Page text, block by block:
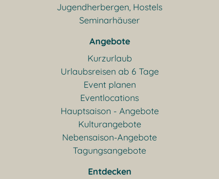
Jugendherbergen, Hostels
Seminarhäuser
Angebote
Kurzurlaub
Urlaubsreisen ab 6 Tage
Event planen
Eventlocations
Hauptsaison - Angebote
Kulturangebote
Nebensaison-Angebote
Tagungsangebote
Entdecken